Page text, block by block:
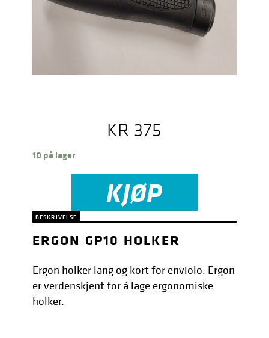
KR 375
10 på lager
KJØP
BESKRIVELSE
ERGON GP10 HOLKER
Ergon holker lang og kort for enviolo. Ergon
er verdenskjent for å lage ergonomiske
holker.